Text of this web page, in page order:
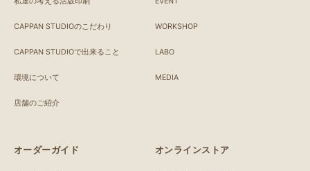
CAPPAN STUDIOのこだわり
CAPPAN STUDIOで出来ること
環境について
店舗のご紹介
WORKSHOP
LABO
MEDIA
オーダーガイド オンラインストア